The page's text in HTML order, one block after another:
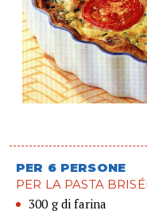
PER 6 PERSONE
PER LA PASTA
300 g di farina